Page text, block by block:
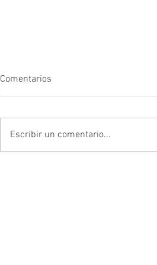
Al alcance de todos
Comentarios
Escribir un comentario...